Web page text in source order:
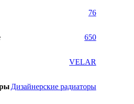
76
650
VELAR
Дизайнерские радиаторы